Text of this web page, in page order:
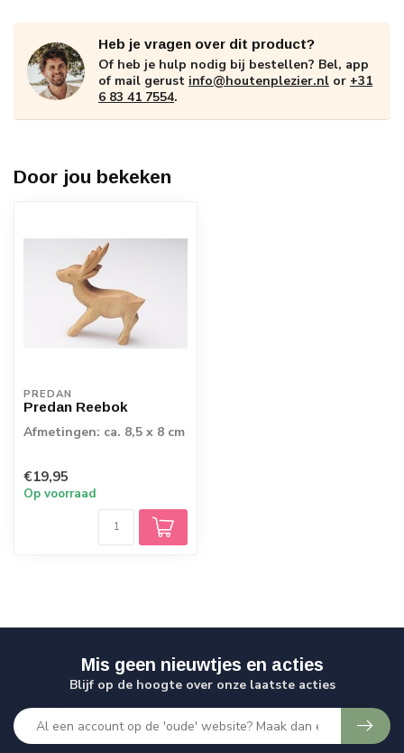
Heb je vragen over dit product?
Of heb je hulp nodig bij bestellen? Bel, app
of mail gerust info@houtenplezier.nl or +31
6 83 41 7554.
Door jou bekeken
PREDAN
Predan Reebok
Afmetingen: ca. 8,5 x 8 cm
€19,95
Op voorraad
Mis geen nieuwtjes en acties
Blijf op de hoogte over onze laatste acties